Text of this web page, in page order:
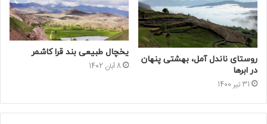
روستای ناندل آمل، بهشتی پنهان
در ابرها
31 تیر 1400
یخچال طبیعی بند قرا کاشمر
8 آبان 1402